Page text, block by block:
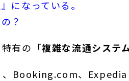
になっている。
？
有の「複雑な流通システ
Booking.com、Expedia